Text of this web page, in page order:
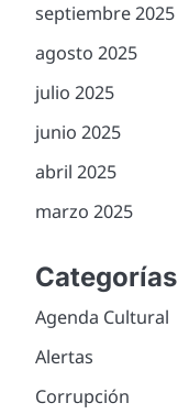
septiembre 2025
agosto 2025
julio 2025
junio 2025
abril 2025
marzo 2025
Categorías
Agenda Cultural
Alertas
Corrupción